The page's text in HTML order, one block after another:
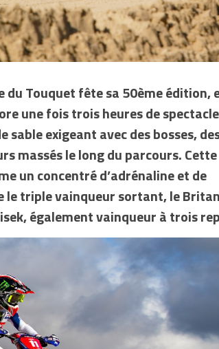
du Touquet fête sa 50ème édition,
une fois trois heures de spectacle
exigeant avec des bosses,
massés le long du parcours. Cette
un concentré d’adrénaline et de
le triple vainqueur sortant, le
également vainqueur à trois